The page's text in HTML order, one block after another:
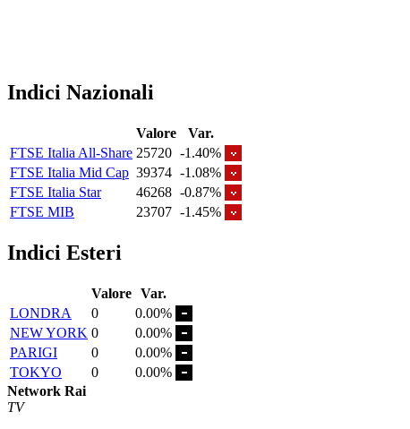
Indici Nazionali
Valore
Var.
FTSE Italia All-Share 25720 -1.40%
FTSE Italia Mid Cap 39374 -1.08%
FTSE Italia Star
46268 -0.87%
FTSE MIB
23707 -1.45%
Indici Esteri
Valore Var.
LONDRA
0
0.00%
NEW YORK 0
0.00%
PARIGI
0
0.00%
TOKYO
0
0.00%
Network Rai
TV